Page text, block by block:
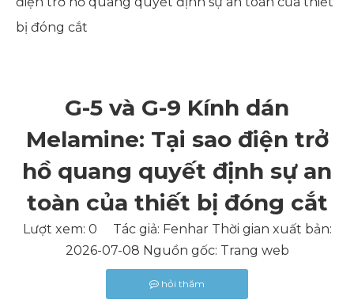
bị đóng cắt
G-5 và G-9 Kính dán
Melamine: Tại sao điện trở
hồ quang quyết định sự an
toàn của thiết bị đóng cắt
Lượt xem: 0 Tác giả: Fenhar Thời gian xuất bản:
2026-07-08 Nguồn gốc: Trang web
hỏi thăm